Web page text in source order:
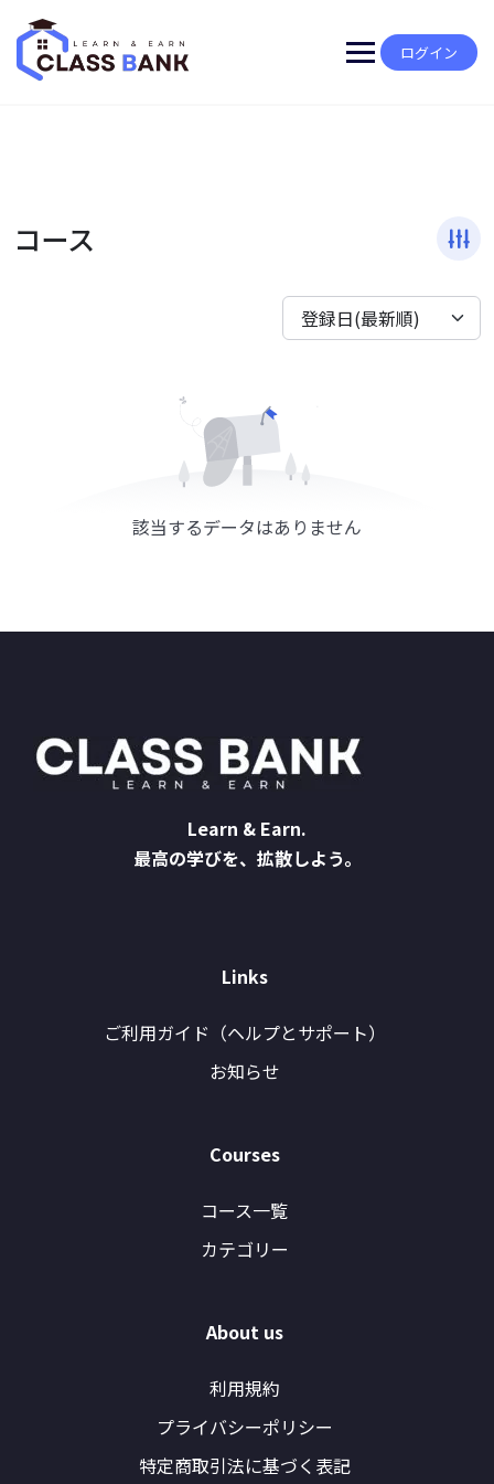
content
ログイン
コース
登録日(最新順)
該当するデータはありません
Learn & Earn.
最高の学びを、拡散しよう。
Links
ご利用ガイド（ヘルプとサポート）
お知らせ
Courses
コース一覧
カテゴリー
About us
利用規約
プライバシーポリシー
特定商取引法に基づく表記